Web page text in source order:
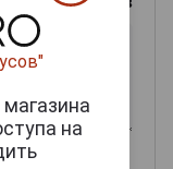
на